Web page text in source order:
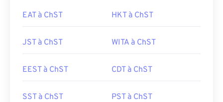
EAT à ChST HKT à ChST
JST à ChST WITA à ChST
EEST à ChST CDT à ChST
SST à ChST PST à ChST